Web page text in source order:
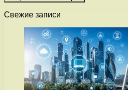
Свежие записи